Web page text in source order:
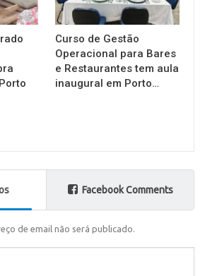
Curso de Gestão
Operacional para Bares
e Restaurantes tem aula
inaugural em Porto…
Facebook Comments
de email não será publicado.